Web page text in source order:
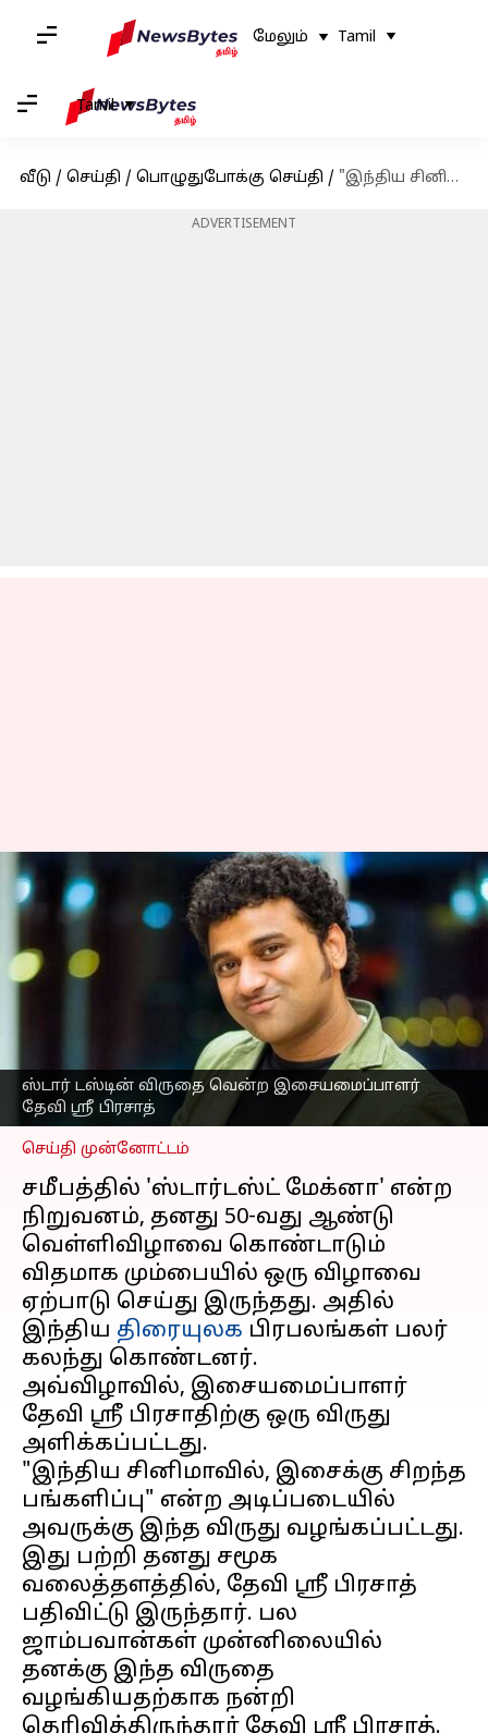
மேலும் Tamil
Tamil
வீடு / செய்தி / பொழுதுபோக்கு செய்தி / "இந்திய சினிமாவில் இசைக்கு சிறந்த பங்களிப்பு" அளித்ததற்காக இசையமைப்பாளர் தேவி ஸ்ரீ பிரசாத்துக்கு விருது
ADVERTISEMENT
ஸ்டார் டஸ்டின் விருதை வென்ற இசையமைப்பாளர்
தேவி ஸ்ரீ பிரசாத்
"இந்திய சினிமாவில்
இசைக்கு சிறந்த
பங்களிப்பு"
அளித்ததற்காக
இசையமைப்பாளர் தேவி
ஸ்ரீ பிரசாத்துக்கு விருது
எழுதியவர் Venkatalakshmi V Feb 02, 2023 05:24 pm
செய்தி முன்னோட்டம்
சமீபத்தில் 'ஸ்டார்டஸ்ட் மேக்னா' என்ற
நிறுவனம், தனது 50-வது ஆண்டு
வெள்ளிவிழாவை கொண்டாடும்
விதமாக மும்பையில் ஒரு விழாவை
ஏற்பாடு செய்து இருந்தது. அதில்
இந்திய திரையுலக பிரபலங்கள் பலர்
கலந்து கொண்டனர்.
அவ்விழாவில், இசையமைப்பாளர்
தேவி ஸ்ரீ பிரசாதிற்கு ஒரு விருது
அளிக்கப்பட்டது.
"இந்திய சினிமாவில், இசைக்கு சிறந்த
பங்களிப்பு" என்ற அடிப்படையில்
அவருக்கு இந்த விருது வழங்கப்பட்டது.
இது பற்றி தனது சமூக
வலைத்தளத்தில், தேவி ஸ்ரீ பிரசாத்
பதிவிட்டு இருந்தார். பல
ஜாம்பவான்கள் முன்னிலையில்
தனக்கு இந்த விருதை
வழங்கியதற்காக நன்றி